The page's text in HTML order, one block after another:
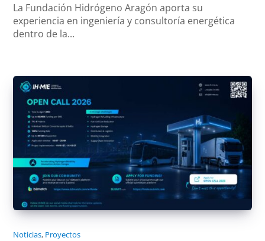
La Fundación Hidrógeno Aragón aporta su
experiencia en ingeniería y consultoría energética
dentro de la...
Noticias, Proyectos